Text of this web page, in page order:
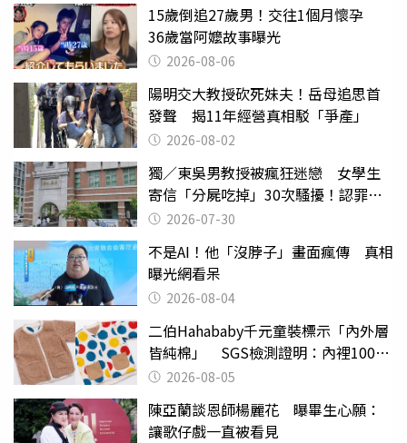
15歲倒追27歲男！交往1個月懷孕
36歲當阿嬤故事曝光
2026-08-06
陽明交大教授砍死妹夫！岳母追思首
發聲 揭11年經營真相駁「爭產」
2026-08-02
獨／東吳男教授被瘋狂迷戀 女學生
寄信「分屍吃掉」30次騷擾！認罪免
關 2026-07-30
不是AI！他「沒脖子」畫面瘋傳 真相
曝光網看呆
2026-08-04
二伯Hahababy千元童裝標示「內外層
皆純棉」 SGS檢測證明：內裡100%
聚酯纖維
2026-08-05
陳亞蘭談恩師楊麗花 曝畢生心願：
讓歌仔戲一直被看見